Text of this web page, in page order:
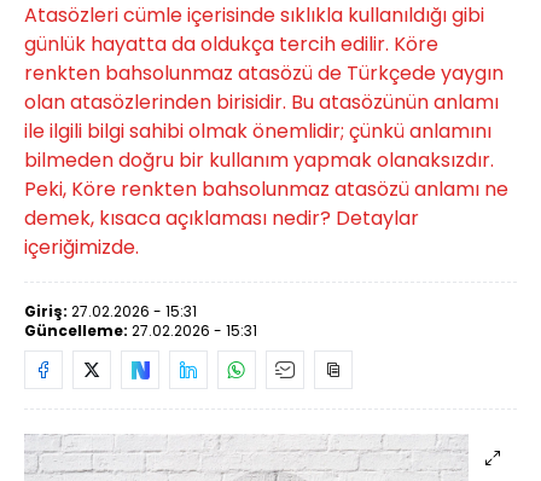
Atasözleri cümle içerisinde sıklıkla kullanıldığı gibi
günlük hayatta da oldukça tercih edilir. Köre
renkten bahsolunmaz atasözü de Türkçede yaygın
olan atasözlerinden birisidir. Bu atasözünün anlamı
ile ilgili bilgi sahibi olmak önemlidir; çünkü anlamını
bilmeden doğru bir kullanım yapmak olanaksızdır.
Peki, Köre renkten bahsolunmaz atasözü anlamı ne
demek, kısaca açıklaması nedir? Detaylar
içeriğimizde.
Giriş: 27.02.2026 - 15:31
Güncelleme: 27.02.2026 - 15:31